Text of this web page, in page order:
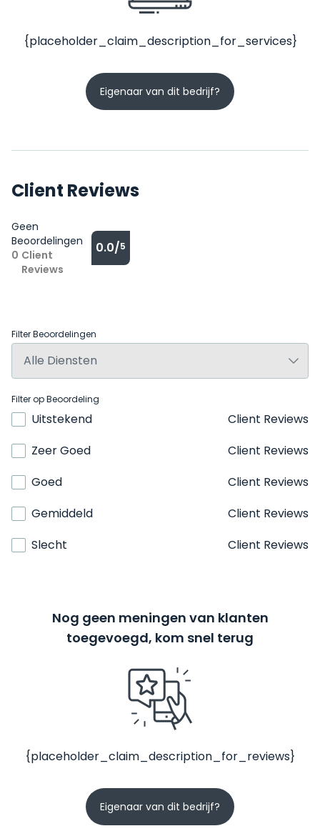
{placeholder_claim_description_for_services}
Eigenaar van dit bedrijf?
Client Reviews
Geen
Beoordelingen
0 Client
Reviews
0.0/5
Filter Beoordelingen
Filter op Beoordeling
Uitstekend
Client Reviews
Zeer Goed
Client Reviews
Goed
Client Reviews
Gemiddeld
Client Reviews
Slecht
Client Reviews
Nog geen meningen van klanten
toegevoegd, kom snel terug
{placeholder_claim_description_for_reviews}
Eigenaar van dit bedrijf?